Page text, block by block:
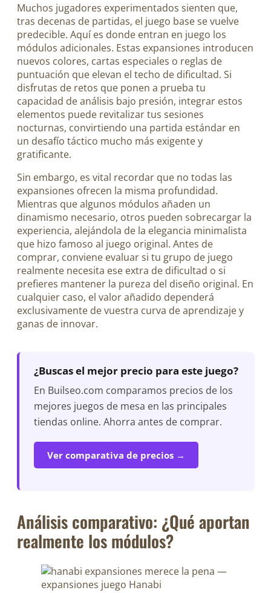
Muchos jugadores experimentados sienten que,
tras decenas de partidas, el juego base se vuelve
predecible. Aquí es donde entran en juego los
módulos adicionales. Estas expansiones introducen
nuevos colores, cartas especiales o reglas de
puntuación que elevan el techo de dificultad. Si
disfrutas de retos que ponen a prueba tu
capacidad de análisis bajo presión, integrar estos
elementos puede revitalizar tus sesiones
nocturnas, convirtiendo una partida estándar en
un desafío táctico mucho más exigente y
gratificante.
Sin embargo, es vital recordar que no todas las
expansiones ofrecen la misma profundidad.
Mientras que algunos módulos añaden un
dinamismo necesario, otros pueden sobrecargar la
experiencia, alejándola de la elegancia minimalista
que hizo famoso al juego original. Antes de
comprar, conviene evaluar si tu grupo de juego
realmente necesita ese extra de dificultad o si
prefieres mantener la pureza del diseño original. En
cualquier caso, el valor añadido dependerá
exclusivamente de vuestra curva de aprendizaje y
ganas de innovar.
¿Buscas el mejor precio para este juego?
En Builseo.com comparamos precios de los
mejores juegos de mesa en las principales
tiendas online. Ahorra antes de comprar.
Ver comparativa de precios →
Análisis comparativo: ¿Qué aportan
realmente los módulos?